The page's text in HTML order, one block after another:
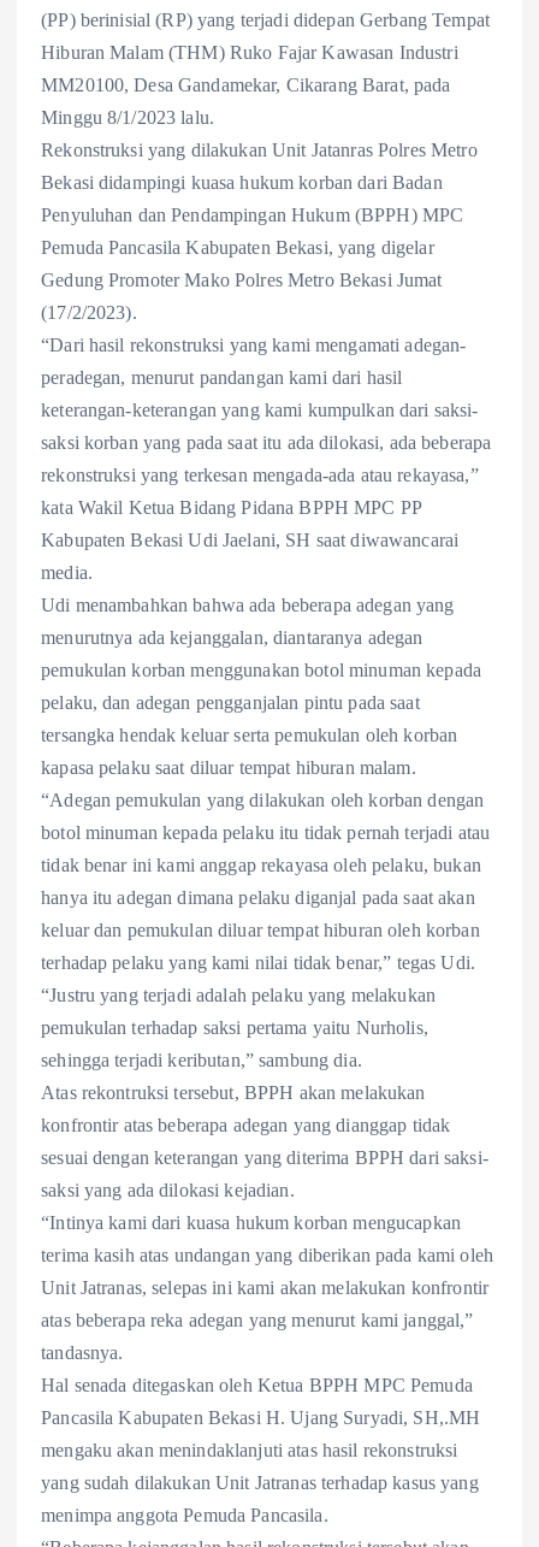
(PP) berinisial (RP) yang terjadi didepan Gerbang Tempat
Hiburan Malam (THM) Ruko Fajar Kawasan Industri
MM20100, Desa Gandamekar, Cikarang Barat, pada
Minggu 8/1/2023 lalu.
Rekonstruksi yang dilakukan Unit Jatanras Polres Metro
Bekasi didampingi kuasa hukum korban dari Badan
Penyuluhan dan Pendampingan Hukum (BPPH) MPC
Pemuda Pancasila Kabupaten Bekasi, yang digelar
Gedung Promoter Mako Polres Metro Bekasi Jumat
(17/2/2023).
“Dari hasil rekonstruksi yang kami mengamati adegan-
peradegan, menurut pandangan kami dari hasil
keterangan-keterangan yang kami kumpulkan dari saksi-
saksi korban yang pada saat itu ada dilokasi, ada beberapa
rekonstruksi yang terkesan mengada-ada atau rekayasa,”
kata Wakil Ketua Bidang Pidana BPPH MPC PP
Kabupaten Bekasi Udi Jaelani, SH saat diwawancarai
media.
Udi menambahkan bahwa ada beberapa adegan yang
menurutnya ada kejanggalan, diantaranya adegan
pemukulan korban menggunakan botol minuman kepada
pelaku, dan adegan pengganjalan pintu pada saat
tersangka hendak keluar serta pemukulan oleh korban
kapasa pelaku saat diluar tempat hiburan malam.
“Adegan pemukulan yang dilakukan oleh korban dengan
botol minuman kepada pelaku itu tidak pernah terjadi atau
tidak benar ini kami anggap rekayasa oleh pelaku, bukan
hanya itu adegan dimana pelaku diganjal pada saat akan
keluar dan pemukulan diluar tempat hiburan oleh korban
terhadap pelaku yang kami nilai tidak benar,” tegas Udi.
“Justru yang terjadi adalah pelaku yang melakukan
pemukulan terhadap saksi pertama yaitu Nurholis,
sehingga terjadi keributan,” sambung dia.
Atas rekontruksi tersebut, BPPH akan melakukan
konfrontir atas beberapa adegan yang dianggap tidak
sesuai dengan keterangan yang diterima BPPH dari saksi-
saksi yang ada dilokasi kejadian.
“Intinya kami dari kuasa hukum korban mengucapkan
terima kasih atas undangan yang diberikan pada kami oleh
Unit Jatranas, selepas ini kami akan melakukan konfrontir
atas beberapa reka adegan yang menurut kami janggal,”
tandasnya.
Hal senada ditegaskan oleh Ketua BPPH MPC Pemuda
Pancasila Kabupaten Bekasi H. Ujang Suryadi, SH,.MH
mengaku akan menindaklanjuti atas hasil rekonstruksi
yang sudah dilakukan Unit Jatranas terhadap kasus yang
menimpa anggota Pemuda Pancasila.